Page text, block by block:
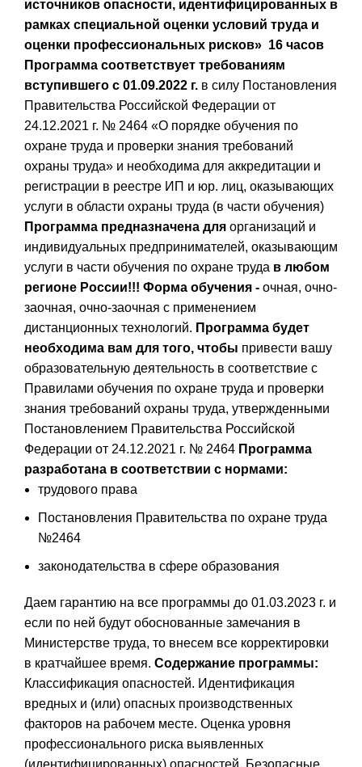
источников опасности, идентифицированных в
рамках специальной оценки условий труда и
оценки профессиональных рисков» 16 часов
Программа соответствует требованиям
вступившего с 01.09.2022 г. в силу Постановления
Правительства Российской Федерации от
24.12.2021 г. № 2464 «О порядке обучения по
охране труда и проверки знания требований
охраны труда» и необходима для аккредитации и
регистрации в реестре ИП и юр. лиц, оказывающих
услуги в области охраны труда (в части обучения)
Программа предназначена для организаций и
индивидуальных предпринимателей, оказывающим
услуги в части обучения по охране труда в любом
регионе России!!! Форма обучения - очная, очно-
заочная, очно-заочная с применением
дистанционных технологий. Программа будет
необходима вам для того, чтобы привести вашу
образовательную деятельность в соответствие с
Правилами обучения по охране труда и проверки
знания требований охраны труда, утвержденными
Постановлением Правительства Российской
Федерации от 24.12.2021 г. № 2464 Программа
разработана в соответствии с нормами:
трудового права
Постановления Правительства по охране труда
№2464
законодательства в сфере образования
Даем гарантию на все программы до 01.03.2023 г. и
если по ней будут обоснованные замечания в
Министерстве труда, то внесем все корректировки
в кратчайшее время. Содержание программы:
Классификация опасностей. Идентификация
вредных и (или) опасных производственных
факторов на рабочем месте. Оценка уровня
профессионального риска выявленных
(идентифицированных) опасностей. Безопасные